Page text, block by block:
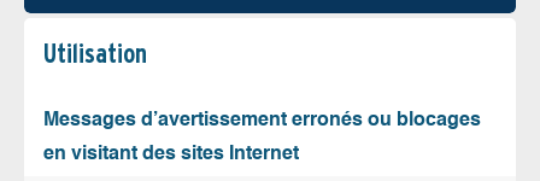
Utilisation
Messages d’avertissement erronés ou blocages
en visitant des sites Internet